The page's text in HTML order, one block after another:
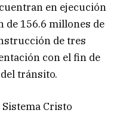
en ejecución
de 156.6 millones de
de tres
con el fin de
tránsito.
Cristo